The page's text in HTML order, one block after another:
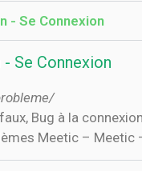
- Se Connexion
Se Connexion
Bug à la
Meetic – Meetic